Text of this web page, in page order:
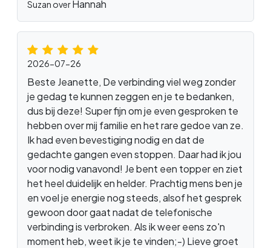
Suzan overHannah
2026-07-26
Beste Jeanette, De verbinding viel weg zonder
je gedag te kunnen zeggen en je te bedanken,
dus bij deze! Super fijn om je even gesproken te
hebben over mij familie en het rare gedoe van ze.
Ik had even bevestiging nodig en dat de
gedachte gangen even stoppen. Daar had ik jou
voor nodig vanavond! Je bent een topper en ziet
het heel duidelijk en helder. Prachtig mens ben je
en voel je energie nog steeds, alsof het gesprek
gewoon door gaat nadat de telefonische
verbinding is verbroken. Als ik weer eens zo'n
moment heb, weet ik je te vinden;-) Lieve groet